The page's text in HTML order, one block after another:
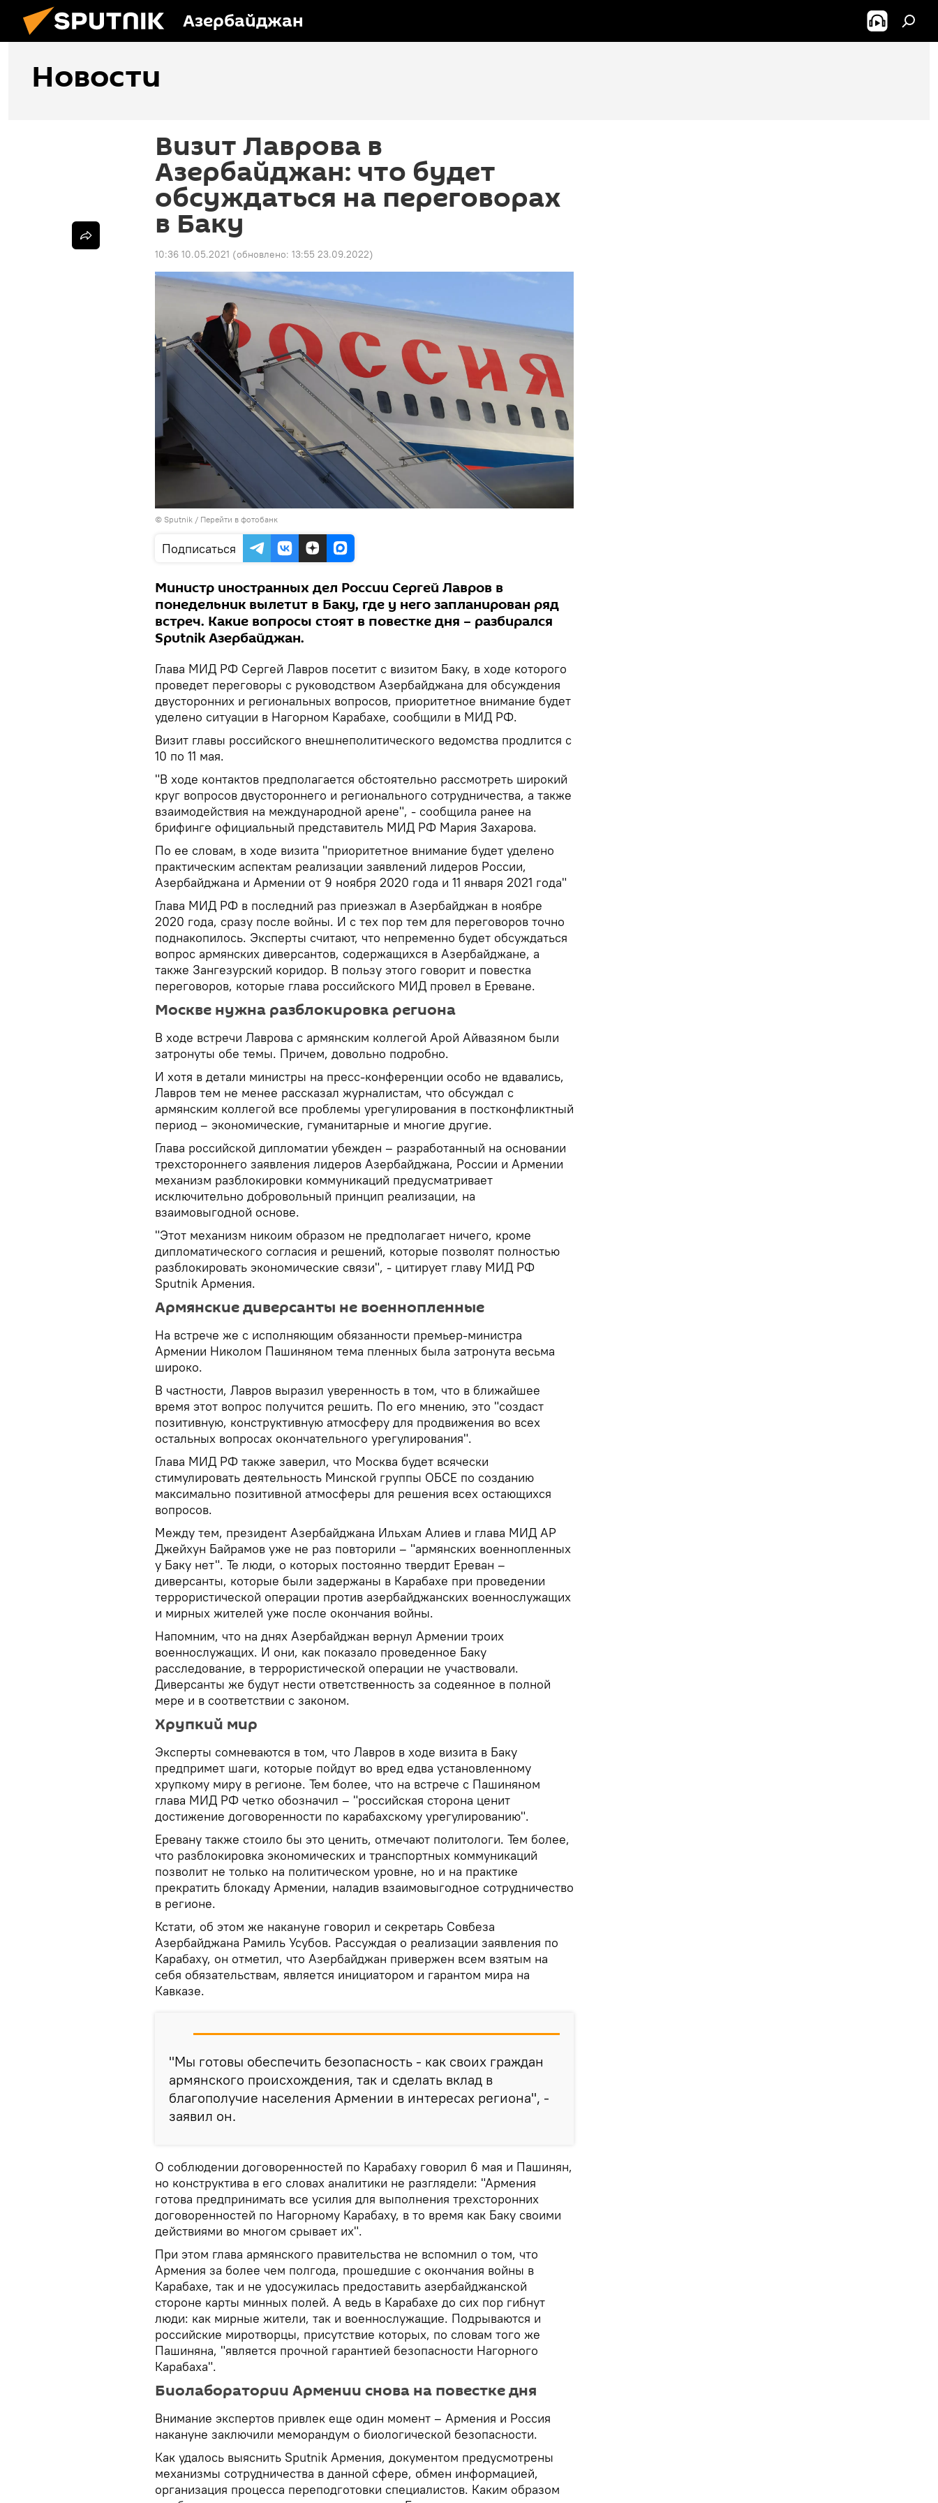
Азербайджан
Новости
Визит Лаврова в
Азербайджан: что будет
обсуждаться на переговорах
в Баку
10:36 10.05.2021 (обновлено: 13:55 23.09.2022)
© Sputnik / Перейти в фотобанк
Подписаться
Министр иностранных дел России Сергей Лавров в
понедельник вылетит в Баку, где у него запланирован ряд
встреч. Какие вопросы стоят в повестке дня – разбирался
Sputnik Азербайджан.
Глава МИД РФ Сергей Лавров посетит с визитом Баку, в ходе которого
проведет переговоры с руководством Азербайджана для обсуждения
двусторонних и региональных вопросов, приоритетное внимание будет
уделено ситуации в Нагорном Карабахе, сообщили в МИД РФ.
Визит главы российского внешнеполитического ведомства продлится с
10 по 11 мая.
"В ходе контактов предполагается обстоятельно рассмотреть широкий
круг вопросов двустороннего и регионального сотрудничества, а также
взаимодействия на международной арене", - сообщила ранее на
брифинге официальный представитель МИД РФ Мария Захарова.
По ее словам, в ходе визита "приоритетное внимание будет уделено
практическим аспектам реализации заявлений лидеров России,
Азербайджана и Армении от 9 ноября 2020 года и 11 января 2021 года"
Глава МИД РФ в последний раз приезжал в Азербайджан в ноябре
2020 года, сразу после войны. И с тех пор тем для переговоров точно
поднакопилось. Эксперты считают, что непременно будет обсуждаться
вопрос армянских диверсантов, содержащихся в Азербайджане, а
также Зангезурский коридор. В пользу этого говорит и повестка
переговоров, которые глава российского МИД провел в Ереване.
Москве нужна разблокировка региона
В ходе встречи Лаврова с армянским коллегой Арой Айвазяном были
затронуты обе темы. Причем, довольно подробно.
И хотя в детали министры на пресс-конференции особо не вдавались,
Лавров тем не менее рассказал журналистам, что обсуждал с
армянским коллегой все проблемы урегулирования в постконфликтный
период – экономические, гуманитарные и многие другие.
Глава российской дипломатии убежден – разработанный на основании
трехстороннего заявления лидеров Азербайджана, России и Армении
механизм разблокировки коммуникаций предусматривает
исключительно добровольный принцип реализации, на
взаимовыгодной основе.
"Этот механизм никоим образом не предполагает ничего, кроме
дипломатического согласия и решений, которые позволят полностью
разблокировать экономические связи", - цитирует главу МИД РФ
Sputnik Армения.
Армянские диверсанты не военнопленные
На встрече же с исполняющим обязанности премьер-министра
Армении Николом Пашиняном тема пленных была затронута весьма
широко.
В частности, Лавров выразил уверенность в том, что в ближайшее
время этот вопрос получится решить. По его мнению, это "создаст
позитивную, конструктивную атмосферу для продвижения во всех
остальных вопросах окончательного урегулирования".
Глава МИД РФ также заверил, что Москва будет всячески
стимулировать деятельность Минской группы ОБСЕ по созданию
максимально позитивной атмосферы для решения всех остающихся
вопросов.
Между тем, президент Азербайджана Ильхам Алиев и глава МИД АР
Джейхун Байрамов уже не раз повторили – "армянских военнопленных
у Баку нет". Те люди, о которых постоянно твердит Ереван –
диверсанты, которые были задержаны в Карабахе при проведении
террористической операции против азербайджанских военнослужащих
и мирных жителей уже после окончания войны.
Напомним, что на днях Азербайджан вернул Армении троих
военнослужащих. И они, как показало проведенное Баку
расследование, в террористической операции не участвовали.
Диверсанты же будут нести ответственность за содеянное в полной
мере и в соответствии с законом.
Хрупкий мир
Эксперты сомневаются в том, что Лавров в ходе визита в Баку
предпримет шаги, которые пойдут во вред едва установленному
хрупкому миру в регионе. Тем более, что на встрече с Пашиняном
глава МИД РФ четко обозначил – "российская сторона ценит
достижение договоренности по карабахскому урегулированию".
Еревану также стоило бы это ценить, отмечают политологи. Тем более,
что разблокировка экономических и транспортных коммуникаций
позволит не только на политическом уровне, но и на практике
прекратить блокаду Армении, наладив взаимовыгодное сотрудничество
в регионе.
Кстати, об этом же накануне говорил и секретарь Совбеза
Азербайджана Рамиль Усубов. Рассуждая о реализации заявления по
Карабаху, он отметил, что Азербайджан привержен всем взятым на
себя обязательствам, является инициатором и гарантом мира на
Кавказе.
"Мы готовы обеспечить безопасность - как своих граждан
армянского происхождения, так и сделать вклад в
благополучие населения Армении в интересах региона", -
заявил он.
О соблюдении договоренностей по Карабаху говорил 6 мая и Пашинян,
но конструктива в его словах аналитики не разглядели: "Армения
готова предпринимать все усилия для выполнения трехсторонних
договоренностей по Нагорному Карабаху, в то время как Баку своими
действиями во многом срывает их".
При этом глава армянского правительства не вспомнил о том, что
Армения за более чем полгода, прошедшие с окончания войны в
Карабахе, так и не удосужилась предоставить азербайджанской
стороне карты минных полей. А ведь в Карабахе до сих пор гибнут
люди: как мирные жители, так и военнослужащие. Подрываются и
российские миротворцы, присутствие которых, по словам того же
Пашиняна, "является прочной гарантией безопасности Нагорного
Карабаха".
Биолаборатории Армении снова на повестке дня
Внимание экспертов привлек еще один момент – Армения и Россия
накануне заключили меморандум о биологической безопасности.
Как удалось выяснить Sputnik Армения, документом предусмотрены
механизмы сотрудничества в данной сфере, обмен информацией,
организация процесса переподготовки специалистов. Каким образом